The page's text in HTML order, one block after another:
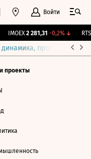
Войти
IMOEX 2 281,31 -0,2%↓ RTSI
прогнозы
проекты